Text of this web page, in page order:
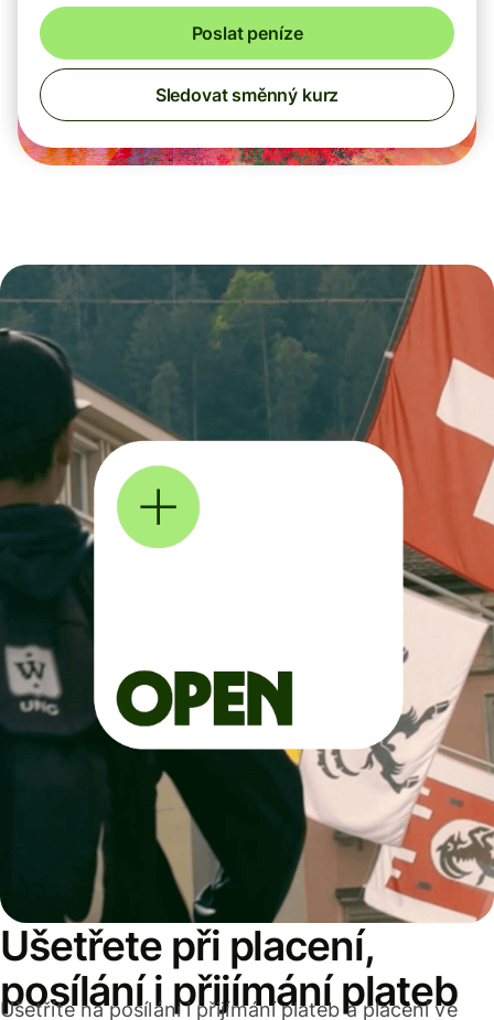
Poslat peníze
Sledovat směnný kurz
Ušetřete při placení,
posílání i přijímání plateb
Ušetříte na posílání i přijímání plateb a placení ve